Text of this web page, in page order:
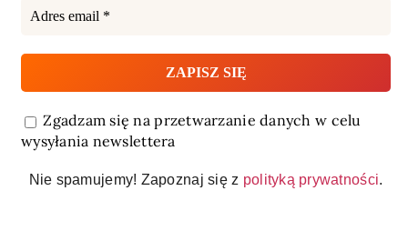
Zgadzam się na przetwarzanie danych w celu
wysyłania newslettera
Nie spamujemy! Zapoznaj się z polityką prywatności.